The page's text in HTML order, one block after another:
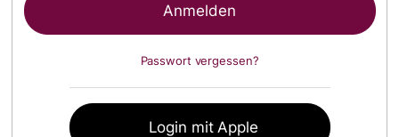
Passwort vergessen?
Login mit Apple